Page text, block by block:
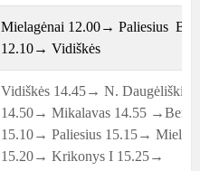
Mielagėnai 12.00→ Paliesius
12.10→ Vidiškės
Vidiškės 14.45→ N. Daugėliškis
14.50→ Mikalavas 14.55
15.10→ Paliesius 15.15→
15.20→ Krikonys I 15.25→